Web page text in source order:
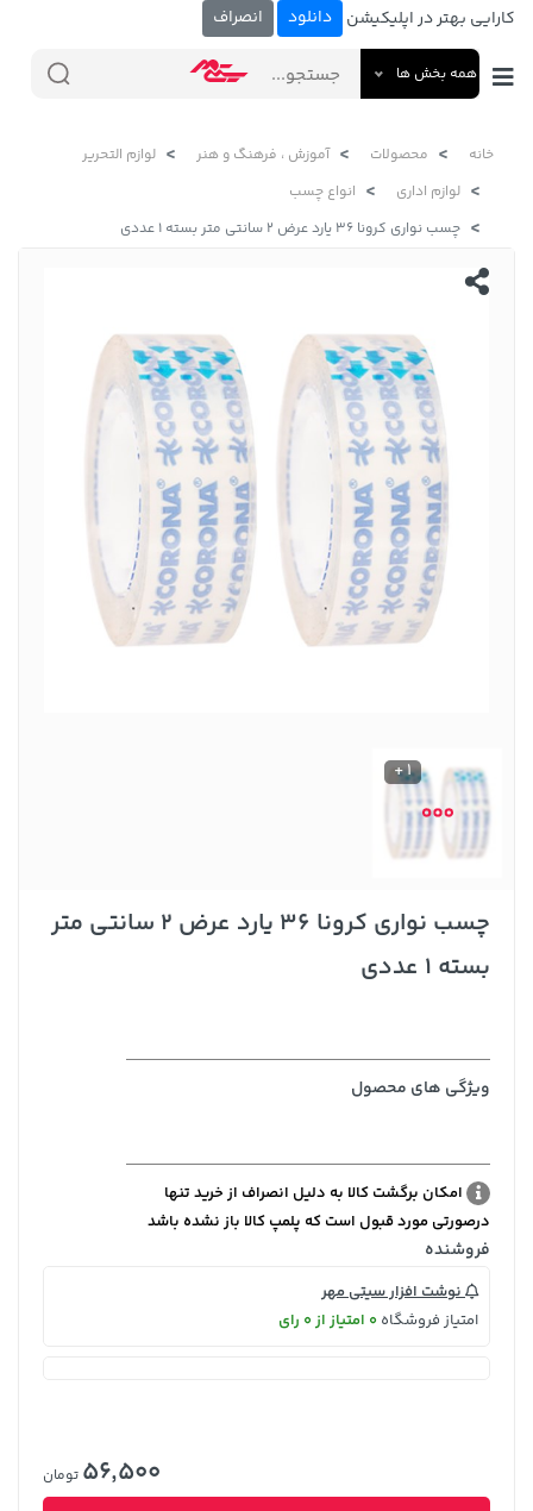
کارایی بهتر در اپلیکیشن دانلود انصراف
همه بخش ها
خانه محصولات آموزش ، فرهنگ و هنر
لوازم التحریر
لوازم اداری
انواع چسب
چسب نواری کرونا ۳۶ یارد عرض 2 سانتی متر بسته 1 عددی
1 +
چسب نواری کرونا ۳۶ یارد عرض 2 سانتی متر
بسته 1 عددی
ویژگی های محصول
امکان برگشت کالا به دلیل انصراف از خرید تنها
درصورتی مورد قبول است که پلمپ کالا باز نشده باشد
فروشنده
نوشت افزار سیتی مهر
امتیاز فروشگاه 0 امتیاز از 0 رای
56,500 تومان